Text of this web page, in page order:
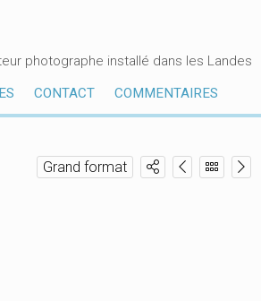
photographe installé dans les Landes
CONTACT COMMENTAIRES
Grand format